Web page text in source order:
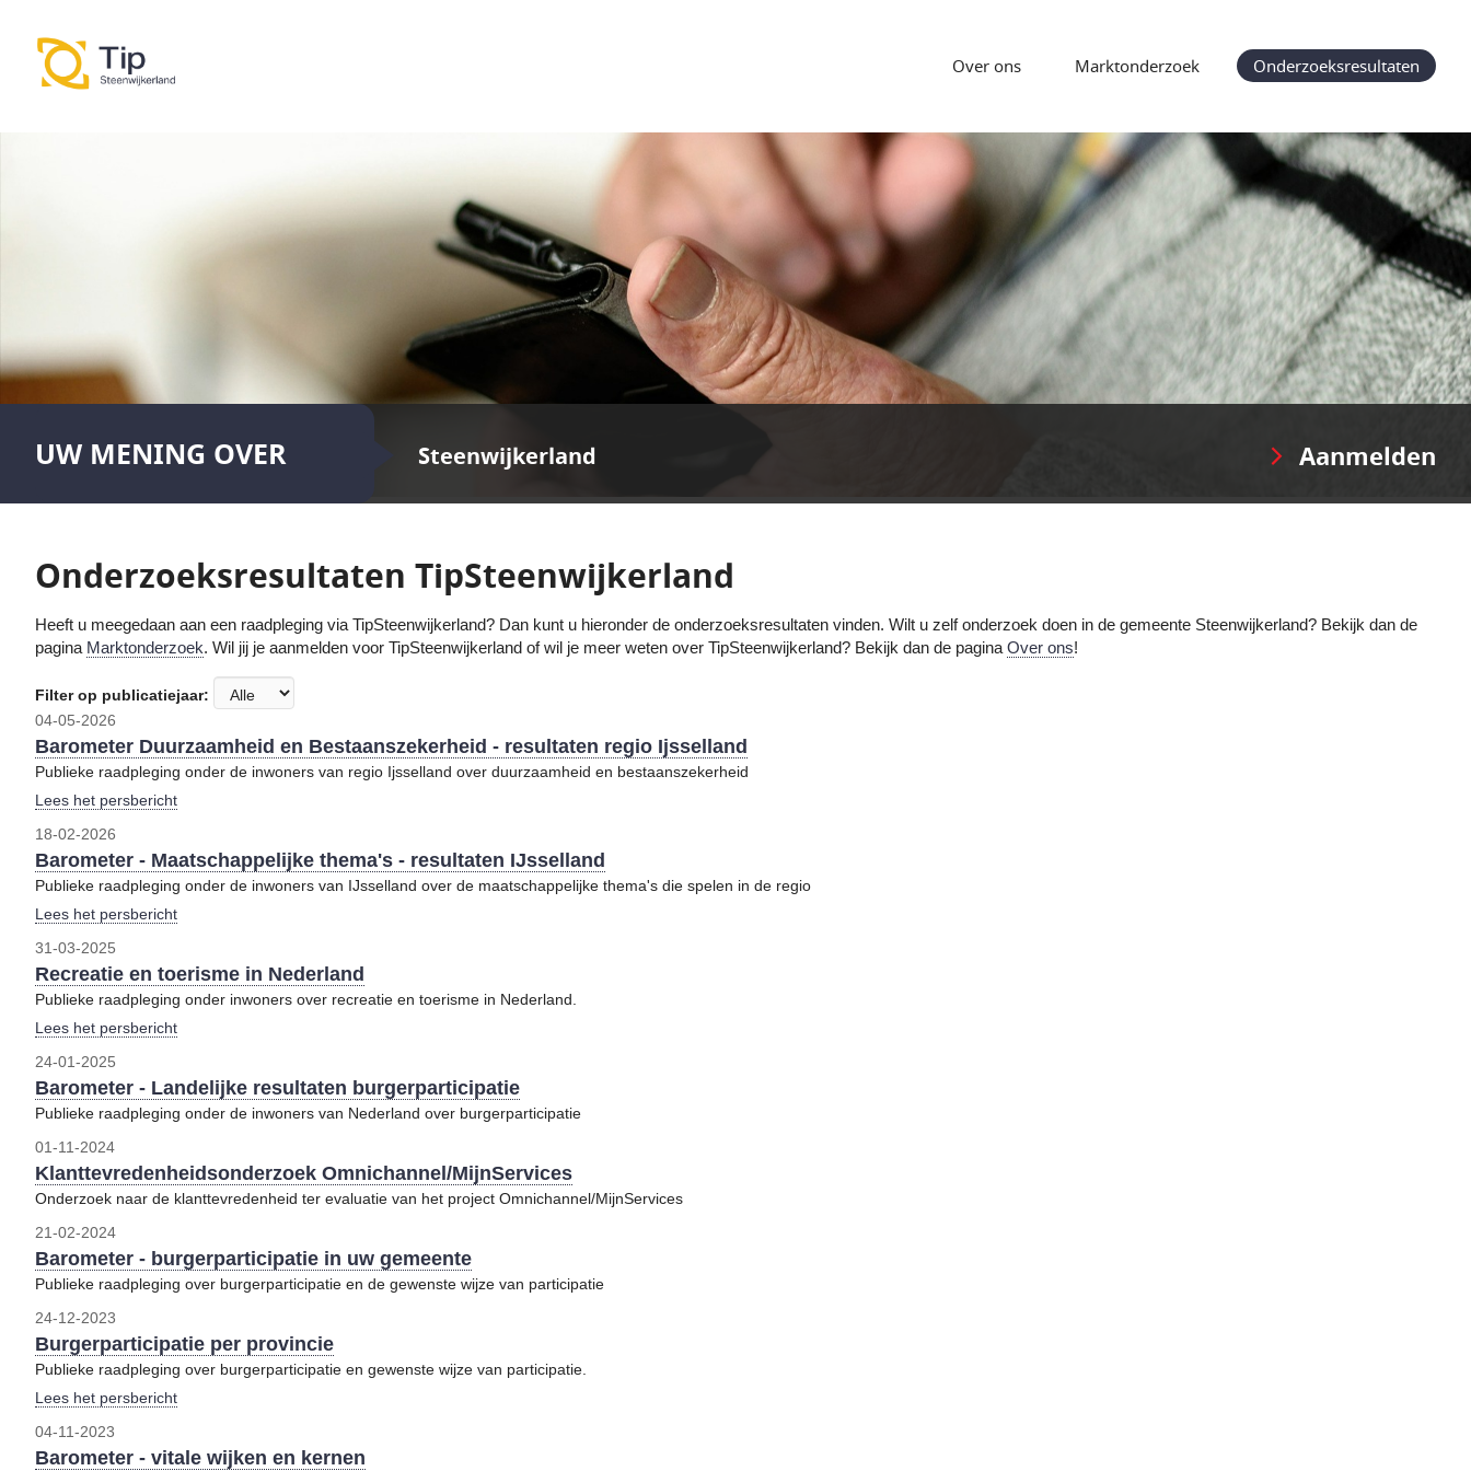
Over ons Marktonderzoek Onderzoeksresultaten
UW MENING OVER Steenwijkerland Aanmelden
Onderzoeksresultaten TipSteenwijkerland
Heeft u meegedaan aan een raadpleging via TipSteenwijkerland? Dan kunt u hieronder de onderzoeksresultaten vinden. Wilt u zelf onderzoek doen in de gemeente Steenwijkerland? Bekijk dan de
pagina Marktonderzoek. Wil jij je aanmelden voor TipSteenwijkerland of wil je meer weten over TipSteenwijkerland? Bekijk dan de pagina Over ons!
Filter op publicatiejaar:
04-05-2026
Barometer Duurzaamheid en Bestaanszekerheid - resultaten regio Ijsselland
Publieke raadpleging onder de inwoners van regio Ijsselland over duurzaamheid en bestaanszekerheid
Lees het persbericht
18-02-2026
Barometer - Maatschappelijke thema's - resultaten IJsselland
Publieke raadpleging onder de inwoners van IJsselland over de maatschappelijke thema's die spelen in de regio
Lees het persbericht
31-03-2025
Recreatie en toerisme in Nederland
Publieke raadpleging onder inwoners over recreatie en toerisme in Nederland.
Lees het persbericht
24-01-2025
Barometer - Landelijke resultaten burgerparticipatie
Publieke raadpleging onder de inwoners van Nederland over burgerparticipatie
01-11-2024
Klanttevredenheidsonderzoek Omnichannel/MijnServices
Onderzoek naar de klanttevredenheid ter evaluatie van het project Omnichannel/MijnServices
21-02-2024
Barometer - burgerparticipatie in uw gemeente
Publieke raadpleging over burgerparticipatie en de gewenste wijze van participatie
24-12-2023
Burgerparticipatie per provincie
Publieke raadpleging over burgerparticipatie en gewenste wijze van participatie.
Lees het persbericht
04-11-2023
Barometer - vitale wijken en kernen